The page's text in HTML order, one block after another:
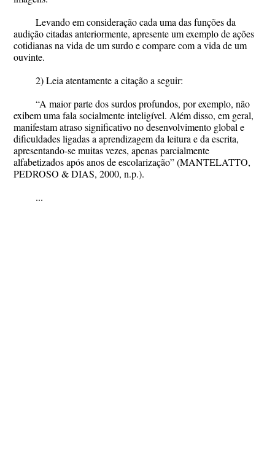
Levando em consideração cada uma das funções da
audição citadas anteriormente, apresente um exemplo de ações
cotidianas na vida de um surdo e compare com a vida de um
ouvinte.
2) Leia atentamente a citação a seguir:
“A maior parte dos surdos profundos, por exemplo, não
exibem uma fala socialmente inteligível. Além disso, em geral,
manifestam atraso significativo no desenvolvimento global e
dificuldades ligadas a aprendizagem da leitura e da escrita,
apresentando-se muitas vezes, apenas parcialmente
alfabetizados após anos de escolarização” (MANTELATTO,
PEDROSO & DIAS, 2000, n.p.).
...